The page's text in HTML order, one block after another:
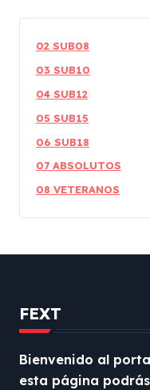
02 SUB08
03 SUB10
04 SUB12
05 SUB15
06 SUB18
07 ABSOLUTOS
08 VETERANOS
FEXT
Bienvenido al
esta página